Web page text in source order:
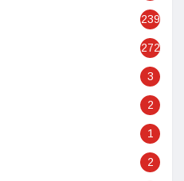
239
272
3
2
1
2